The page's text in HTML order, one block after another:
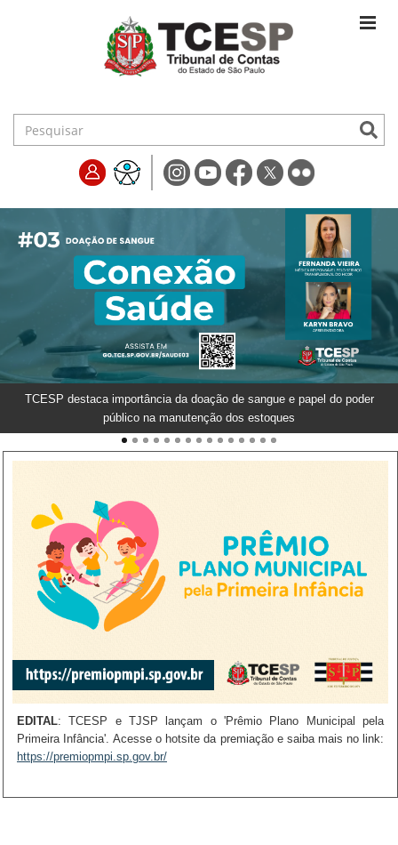
TCESP promoverá encontro de Formação de Conselheiros Municipais
do FUNDEB e de Saúde
EDITAL: TCESP e TJSP lançam o 'Prêmio Plano Municipal pela
Primeira Infância'. Acesse o hotsite da premiação e saiba mais no link:
https://premiopmpi.sp.gov.br/
AGOSTO LILÁS:
HOMENAGEM:
VISITA:
EVENTO:
PARTICIPE:
https://go.tce.sp.gov.br/vim5d9